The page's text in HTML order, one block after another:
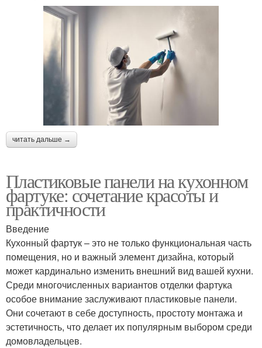
читать дальше →
Пластиковые панели на кухонном
фартуке: сочетание красоты и
практичности
Введение
Кухонный фартук – это не только функциональная часть
помещения, но и важный элемент дизайна, который
может кардинально изменить внешний вид вашей кухни.
Среди многочисленных вариантов отделки фартука
особое внимание заслуживают пластиковые панели.
Они сочетают в себе доступность, простоту монтажа и
эстетичность, что делает их популярным выбором среди
домовладельцев.